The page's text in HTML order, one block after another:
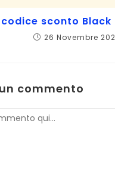
sconto Black
26 Novembre
commento